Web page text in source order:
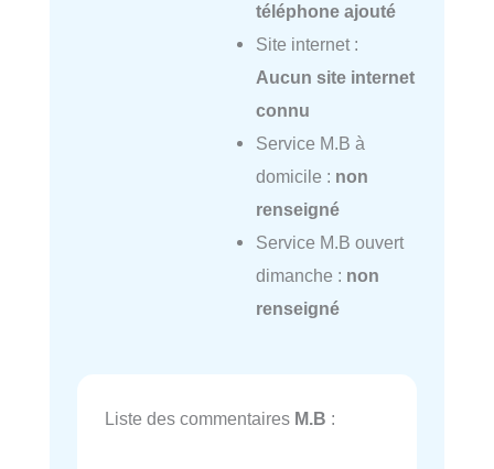
téléphone ajouté
Site internet :
Aucun site internet
connu
Service M.B à
domicile : non
renseigné
Service M.B ouvert
dimanche : non
renseigné
Liste des commentaires M.B :